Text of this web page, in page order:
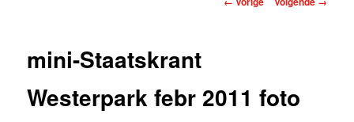
mini-Staatskrant
Westerpark febr 2011 foto